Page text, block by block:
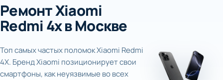
Ремонт Xiaomi
Redmi 4x в Москве
Топ самых частых поломок Xiaomi Redmi
4X. Бренд Xiaomi позиционирует свои
смартфоны, как неуязвимые во всех